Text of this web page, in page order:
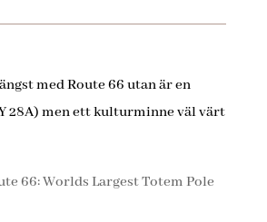
med Route 66 utan är en
28A) men ett kulturminne väl värt